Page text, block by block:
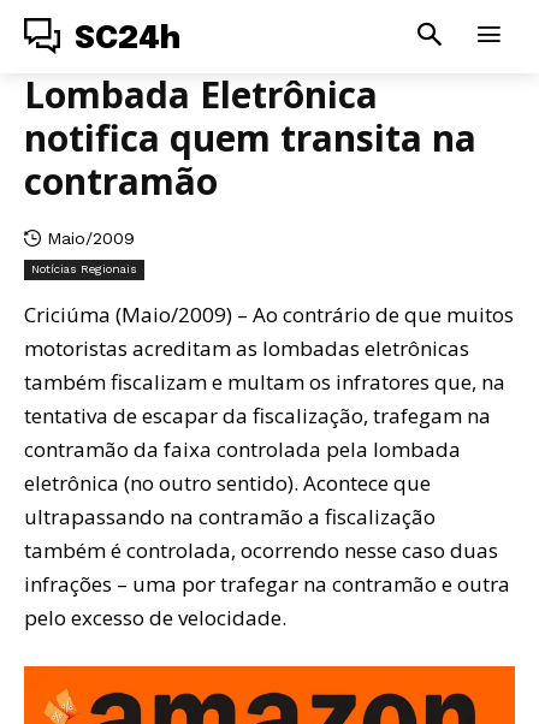
SC24h
Lombada Eletrônica
notifica quem transita na
contramão
Maio/2009
Notícias Regionais
Criciúma (Maio/2009) – Ao contrário de que muitos
motoristas acreditam as lombadas eletrônicas
também fiscalizam e multam os infratores que, na
tentativa de escapar da fiscalização, trafegam na
contramão da faixa controlada pela lombada
eletrônica (no outro sentido). Acontece que
ultrapassando na contramão a fiscalização
também é controlada, ocorrendo nesse caso duas
infrações – uma por trafegar na contramão e outra
pelo excesso de velocidade.